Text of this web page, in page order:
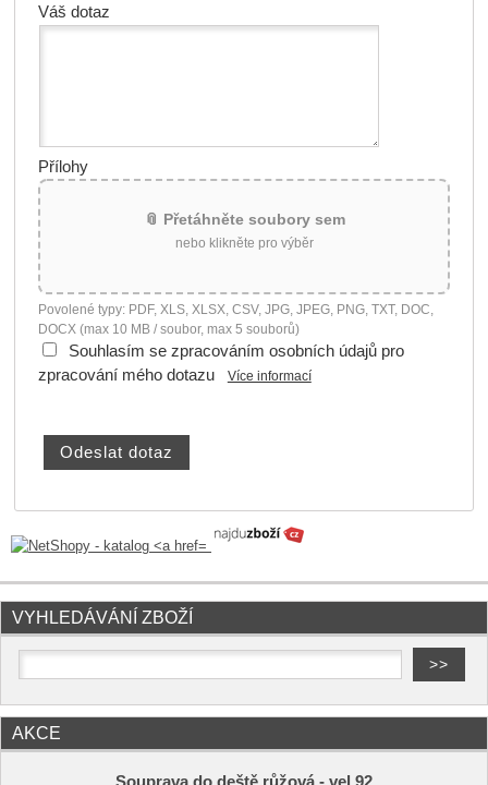
Váš dotaz
Přílohy
📎 Přetáhněte soubory sem
nebo klikněte pro výběr
Povolené typy: PDF, XLS, XLSX, CSV, JPG, JPEG, PNG, TXT, DOC,
DOCX (max 10 MB / soubor, max 5 souborů)
Souhlasím se zpracováním osobních údajů pro
zpracování mého dotazu
Více informací
VYHLEDÁVÁNÍ ZBOŽÍ
AKCE